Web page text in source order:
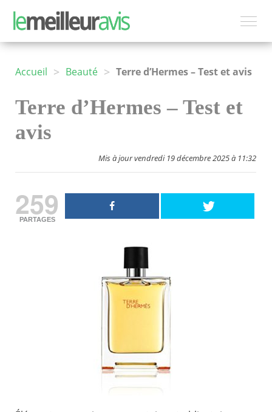
Accueil > Beauté > Terre d’Hermes – Test et avis
Terre d’Hermes – Test et
avis
Mis à jour vendredi 19 décembre 2025 à 11:32
259
PARTAGES